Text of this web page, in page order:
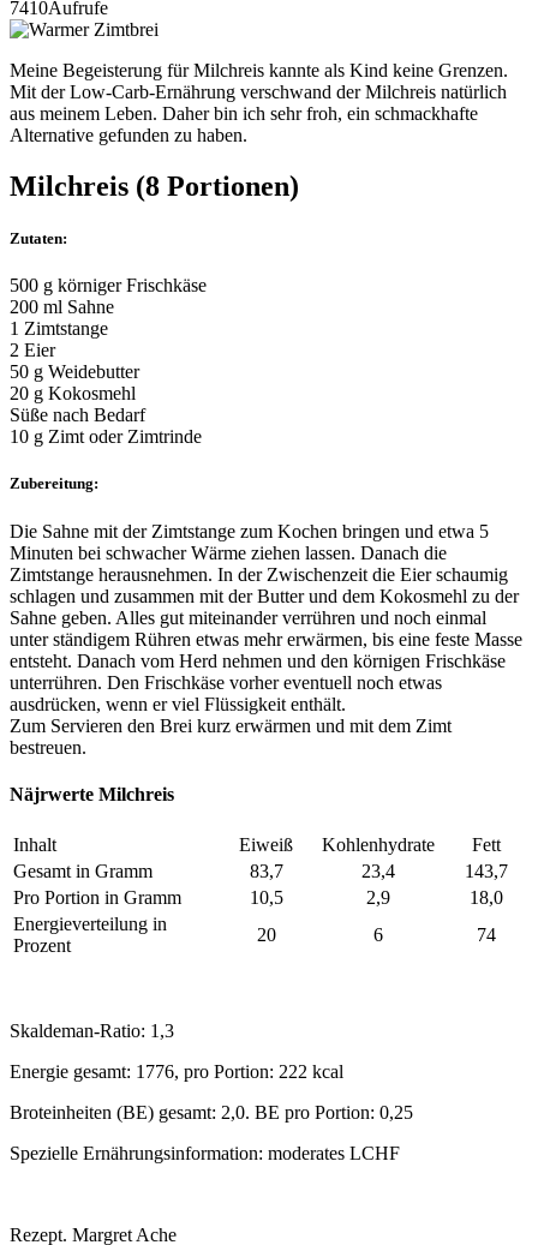
7410Aufrufe
Meine Begeisterung für Milchreis kannte als Kind keine Grenzen.
Mit der Low-Carb-Ernährung verschwand der Milchreis natürlich
aus meinem Leben. Daher bin ich sehr froh, ein schmackhafte
Alternative gefunden zu haben.
Milchreis (8 Portionen)
Zutaten:
500 g körniger Frischkäse
200 ml Sahne
1 Zimtstange
2 Eier
50 g Weidebutter
20 g Kokosmehl
Süße nach Bedarf
10 g Zimt oder Zimtrinde
Zubereitung:
Die Sahne mit der Zimtstange zum Kochen bringen und etwa 5
Minuten bei schwacher Wärme ziehen lassen. Danach die
Zimtstange herausnehmen. In der Zwischenzeit die Eier schaumig
schlagen und zusammen mit der Butter und dem Kokosmehl zu der
Sahne geben. Alles gut miteinander verrühren und noch einmal
unter ständigem Rühren etwas mehr erwärmen, bis eine feste Masse
entsteht. Danach vom Herd nehmen und den körnigen Frischkäse
unterrühren. Den Frischkäse vorher eventuell noch etwas
ausdrücken, wenn er viel Flüssigkeit enthält.
Zum Servieren den Brei kurz erwärmen und mit dem Zimt
bestreuen.
Näjrwerte Milchreis
Inhalt Eiweiß Kohlenhydrate
Fett
Gesamt in Gramm
83,7 23,4
143,7
Pro Portion in Gramm
10,5 2,9
18,0
Energieverteilung in
Prozent
20 6 74
Skaldeman-Ratio: 1,3
Energie gesamt: 1776, pro Portion: 222 kcal
Broteinheiten (BE) gesamt: 2,0. BE pro Portion: 0,25
Spezielle Ernährungsinformation: moderates LCHF
Rezept. Margret Ache